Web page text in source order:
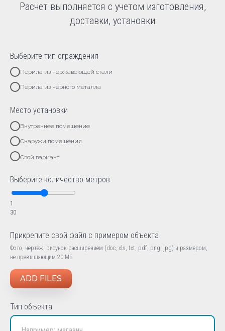
Расчет выполняется с учетом изготовления,
доставки, установки
Выберите тип ограждения
Перила из нержавеющей стали
Перила из чёрного металла
Место установки
Внутреннее помещение
Снаружи помещения
Свой вариант
Выберите количество метров
1
30
Прикрепите свой файл с примером объекта
Фото, чертёж, рисунок расширением (doc, xls, txt, pdf, png, jpg) и размером,
не превышающим 20 МБ
ADD FILES
Тип объекта